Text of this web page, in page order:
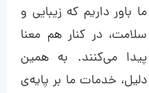
ما باور داریم که زیبایی و
سلامت، در کنار هم معنا
پیدا می‌کنند. به همین
دلیل، خدمات ما بر پایه‌ی